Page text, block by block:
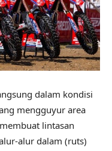
dalam kondisi
mengguyur area
lintasan
alur dalam (ruts)